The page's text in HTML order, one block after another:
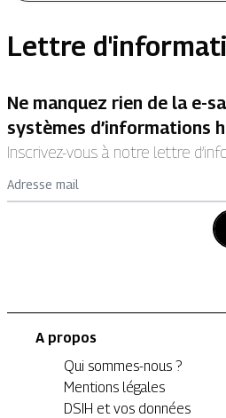
Lettre
Ne manquez rien de la e-
systèmes d’informations
Inscrivez-vous à notre lettre
Adresse mail
A propos
Qui sommes-nous ?
Mentions légales
DSIH et vos données